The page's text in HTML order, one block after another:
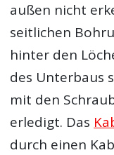
außen nicht
seitlichen
hinter den
des Unterbaus
mit den
erledigt. Das
durch einen